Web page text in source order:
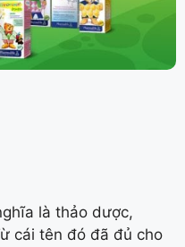
là thảo dược,
cái tên đó đã đủ cho